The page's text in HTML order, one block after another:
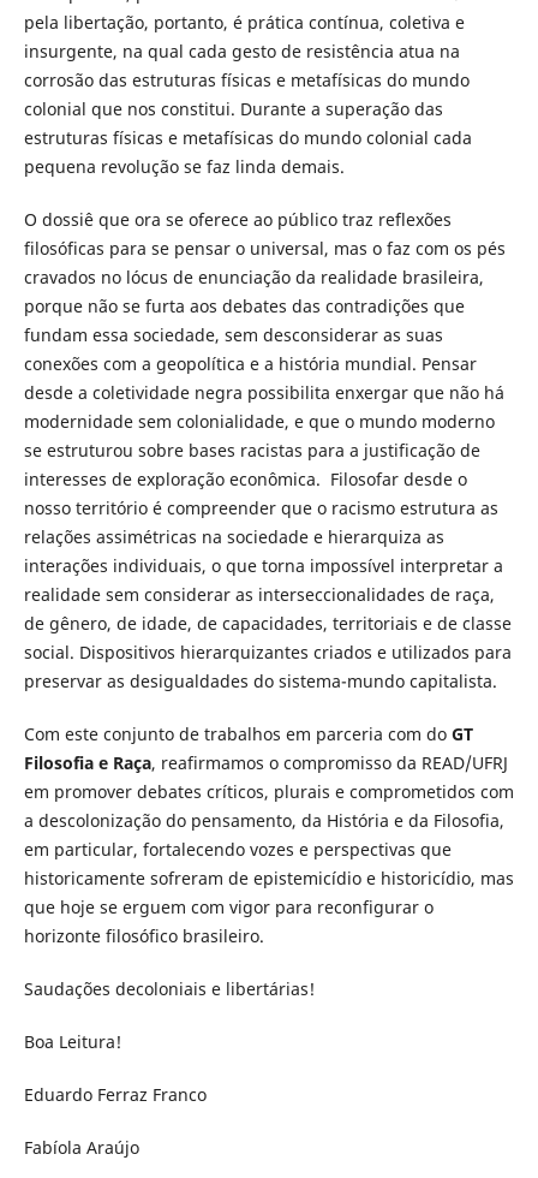
pela libertação, portanto, é prática contínua, coletiva e
insurgente, na qual cada gesto de resistência atua na
corrosão das estruturas físicas e metafísicas do mundo
colonial que nos constitui. Durante a superação das
estruturas físicas e metafísicas do mundo colonial cada
pequena revolução se faz linda demais.
O dossiê que ora se oferece ao público traz reflexões
filosóficas para se pensar o universal, mas o faz com os pés
cravados no lócus de enunciação da realidade brasileira,
porque não se furta aos debates das contradições que
fundam essa sociedade, sem desconsiderar as suas
conexões com a geopolítica e a história mundial. Pensar
desde a coletividade negra possibilita enxergar que não há
modernidade sem colonialidade, e que o mundo moderno
se estruturou sobre bases racistas para a justificação de
interesses de exploração econômica. Filosofar desde o
nosso território é compreender que o racismo estrutura as
relações assimétricas na sociedade e hierarquiza as
interações individuais, o que torna impossível interpretar a
realidade sem considerar as interseccionalidades de raça,
de gênero, de idade, de capacidades, territoriais e de classe
social. Dispositivos hierarquizantes criados e utilizados para
preservar as desigualdades do sistema-mundo capitalista.
Com este conjunto de trabalhos em parceria com do GT
Filosofia e Raça, reafirmamos o compromisso da READ/UFRJ
em promover debates críticos, plurais e comprometidos com
a descolonização do pensamento, da História e da Filosofia,
em particular, fortalecendo vozes e perspectivas que
historicamente sofreram de epistemicídio e historicídio, mas
que hoje se erguem com vigor para reconfigurar o
horizonte filosófico brasileiro.
Saudações decoloniais e libertárias!
Boa Leitura!
Eduardo Ferraz Franco
Fabíola Araújo